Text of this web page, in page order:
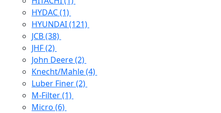
HYDAC(1)
HYUNDAI(121)
JCB(38)
JHF(2)
John Deere(2)
Knecht/Mahle(4)
Luber Finer(2)
M-Filter(1)
Micro (6)